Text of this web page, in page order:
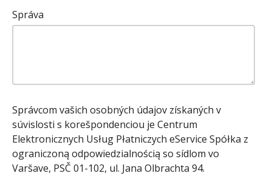
Správa
Správcom vašich osobných údajov získaných v
súvislosti s korešpondenciou je Centrum
Elektronicznych Usług Płatniczych eService Spółka z
ograniczoną odpowiedzialnością so sídlom vo
Varšave, PSČ 01-102, ul. Jana Olbrachta 94.